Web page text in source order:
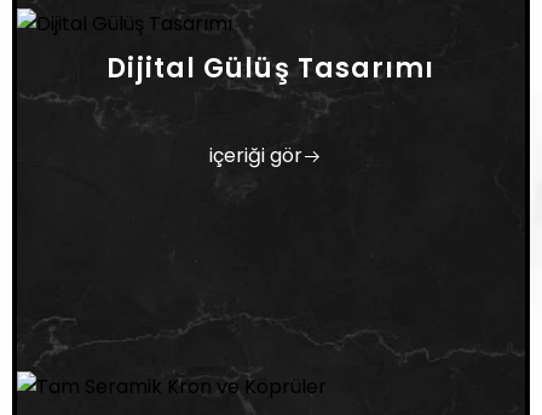
Dijital Gülüş Tasarımı
içeriği gör